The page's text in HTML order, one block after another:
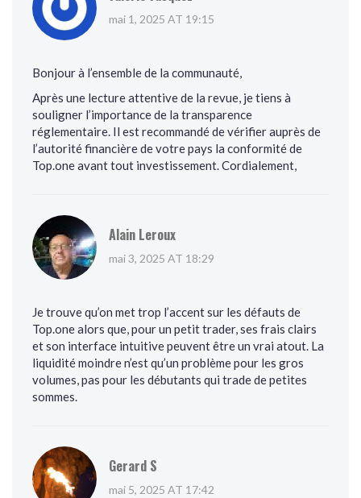
mai 1, 2025 AT 19:15
Bonjour à l’ensemble de la communauté,
Après une lecture attentive de la revue, je tiens à
souligner l’importance de la transparence
réglementaire. Il est recommandé de vérifier auprès de
l’autorité financière de votre pays la conformité de
Top.one avant tout investissement. Cordialement,
Alain Leroux
mai 3, 2025 AT 18:29
Je trouve qu’on met trop l’accent sur les défauts de
Top.one alors que, pour un petit trader, ses frais clairs
et son interface intuitive peuvent être un vrai atout. La
liquidité moindre n’est qu’un problème pour les gros
volumes, pas pour les débutants qui trade de petites
sommes.
Gerard S
mai 5, 2025 AT 17:42